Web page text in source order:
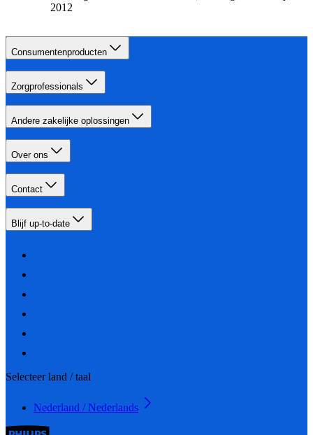
2012
Consumentenproducten
Zorgprofessionals
Andere zakelijke oplossingen
Over ons
Contact
Blijf up-to-date
Selecteer land / taal
Nederland / Nederlands